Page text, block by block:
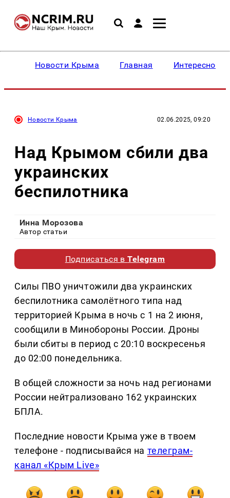
Новости Крыма Главная Интересное
Новости Крыма 02.06.2025, 09:20
Над Крымом сбили два
украинских
беспилотника
Инна Морозова
Автор статьи
Подписаться вTelegram
Силы ПВО уничтожили два украинских
беспилотника самолётного типа над
территорией Крыма в ночь с 1 на 2 июня,
сообщили в Минобороны России. Дроны
были сбиты в период с 20:10 воскресенья
до 02:00 понедельника.
В общей сложности за ночь над регионами
России нейтрализовано 162 украинских
БПЛА.
Последние новости Крыма уже в твоем
телефоне - подписывайся на телеграм-
канал «Крым Live»